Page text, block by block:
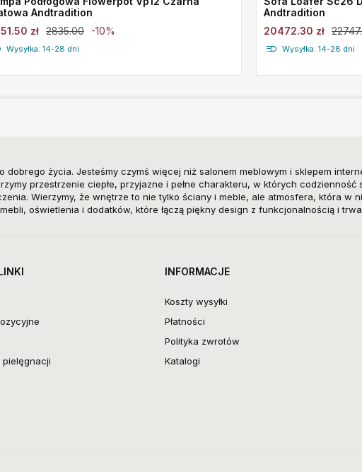
Andtradition
zł 2835.00 -10%
Wysyłka: 14-28 dni
Andtradition
20472.30 zł
Wysyłka: 14-28 dni
dobrego życia. Jesteśmy czymś więcej niż salonem meblowym i sklepem
przestrzenie ciepłe, przyjazne i pełne charakteru, w których
Wierzymy, że wnętrze to nie tylko ściany i meble, ale atmosfera, która w
oświetlenia i dodatków, które łączą piękny design z funkcjonalnością i
pielęgnacji
INFORMACJE
Koszty wysyłki
Płatności
Polityka zwrotów
Katalogi